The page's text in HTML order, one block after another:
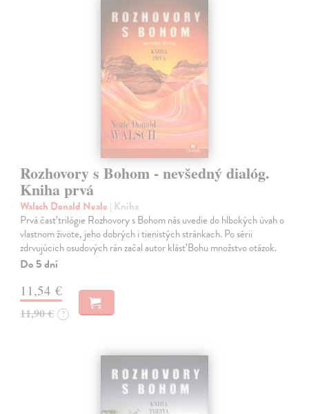
Rozhovory s Bohom - nevšedný dialóg.
Kniha prvá
Walsch Donald Neale | Kniha
Prvá časť trilógie Rozhovory s Bohom nás uvedie do hlbokých úvah o
vlastnom živote, jeho dobrých i tienistých stránkach. Po sérii
zdrvujúcich osudových rán začal autor klásť Bohu množstvo otázok.
Do 5 dní
11,54 €
11,90 € ?